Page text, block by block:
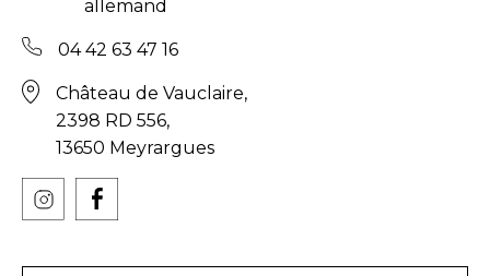
allemand
04 42 63 47 16
Château de Vauclaire,
2398 RD 556,
13650 Meyrargues